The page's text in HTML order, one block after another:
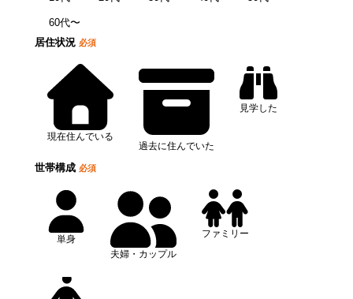
60代〜
居住状況 必須
現在住んでいる
過去に住んでいた
見学した
世帯構成 必須
単身
夫婦・カップル
ファミリー